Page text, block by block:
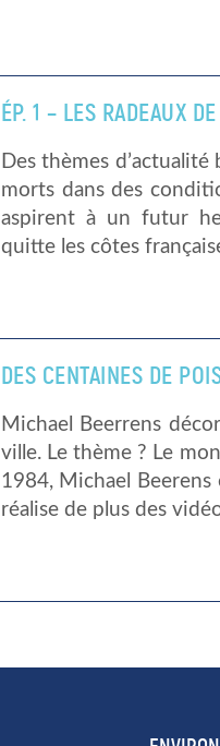
ÉP. 1 – LES RADEAUX
Des thèmes
morts dans des
aspirent à un futur
quitte les côtes
DES CENTAINES DE
Michael Beerrens
ville. Le thème ? Le
1984, Michael Beerens
réalise de plus des